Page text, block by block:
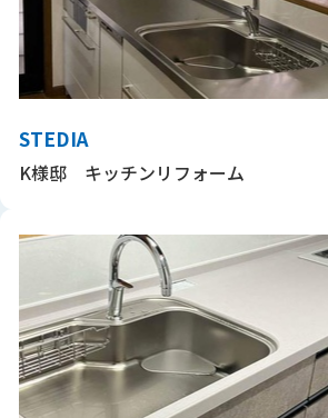
STEDIA
K様邸 キッチンリフォーム